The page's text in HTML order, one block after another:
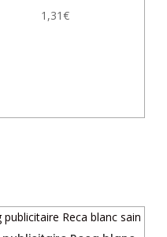
1,31€